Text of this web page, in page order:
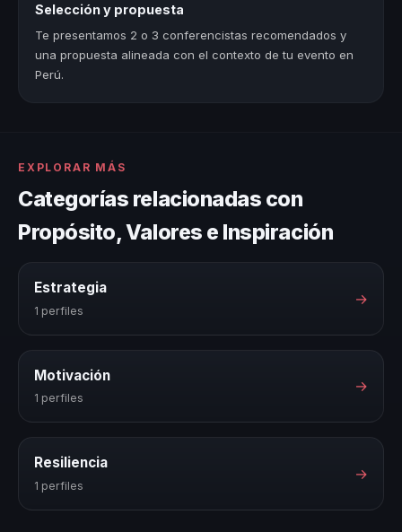
Selección y propuesta
Te presentamos 2 o 3 conferencistas recomendados y
una propuesta alineada con el contexto de tu evento en
Perú.
EXPLORAR MÁS
Categorías relacionadas con
Propósito, Valores e Inspiración
Estrategia
1 perfiles
→
Motivación
1 perfiles
→
Resiliencia
1 perfiles
→